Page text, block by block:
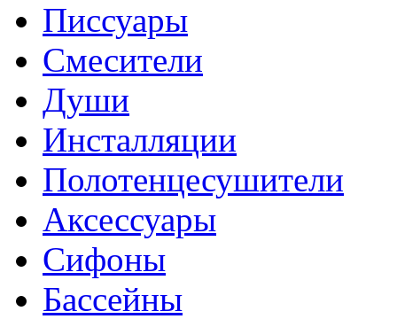
Писсуары
Смесители
Души
Инсталляции
Полотенцесушители
Аксессуары
Сифоны
Бассейны